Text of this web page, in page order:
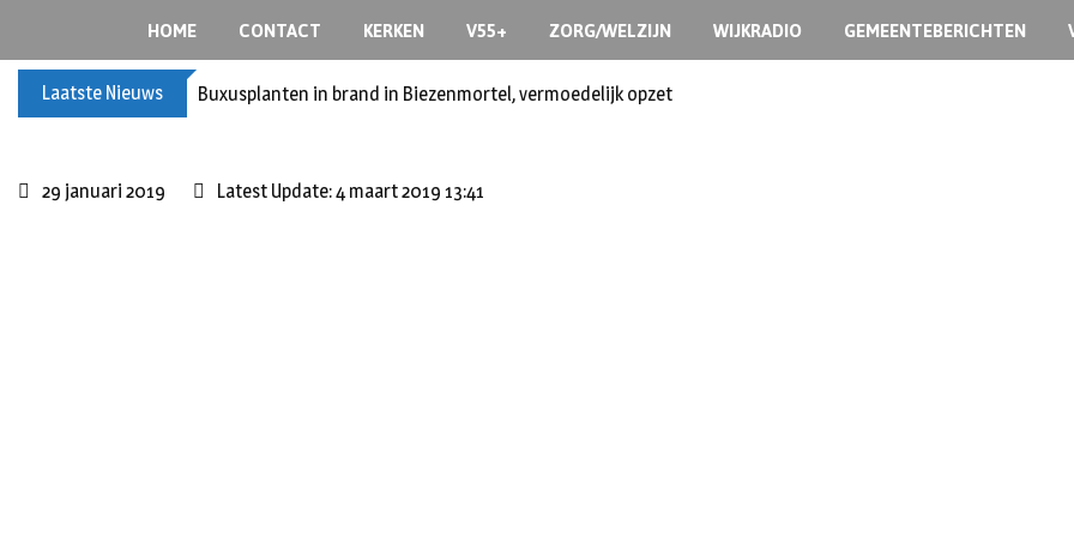
HOME CONTACT KERKEN V55+ ZORG/WELZIJN WIJKRADIO GEMEENTEBERICHTEN
Laatste Nieuws Buxusplanten in brand in Biezenmortel, vermoedelijk opzet
29 januari 2019 Latest Update: 4 maart 2019 13:41